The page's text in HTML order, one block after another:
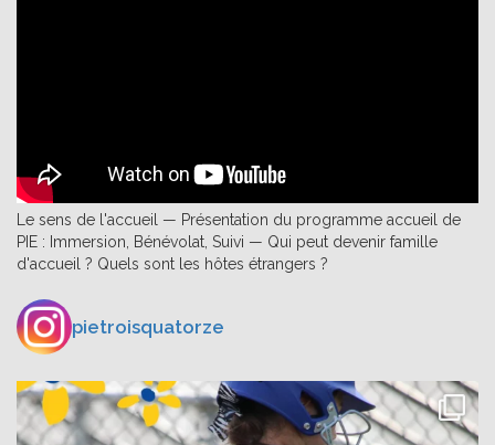
Le sens de l'accueil — Présentation du programme accueil de
PIE : Immersion, Bénévolat, Suivi — Qui peut devenir famille
d'accueil ? Quels sont les hôtes étrangers ?
pietroisquatorze